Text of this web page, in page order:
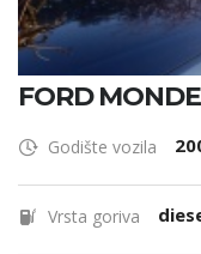
FORD
Godište vozila
Vrsta goriva